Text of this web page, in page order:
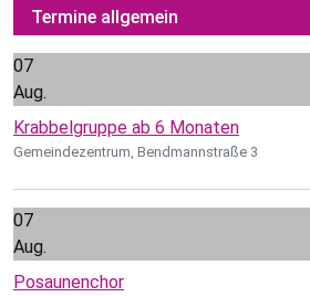
Termine allgemein
07
Aug.
Krabbelgruppe ab 6 Monaten
Gemeindezentrum, Bendmannstraße 3
07
Aug.
Posaunenchor